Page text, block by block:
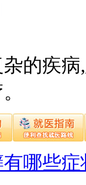
的疾
哪些症